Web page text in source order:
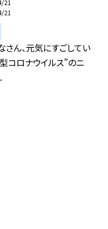
21
21
さん、元気にすごしてい
コロナウイルス”のニ